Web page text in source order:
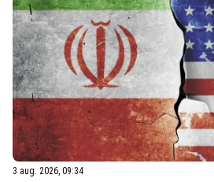
3 aug. 2026, 09:34